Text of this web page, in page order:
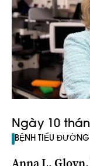
Ngày 10
BỆNH TIỂU ĐƯỜNG